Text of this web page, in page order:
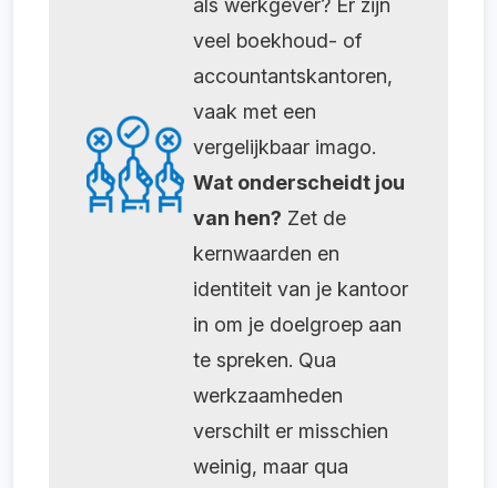
als werkgever? Er zijn
veel boekhoud- of
accountantskantoren,
vaak met een
vergelijkbaar imago.
Wat onderscheidt jou
van hen? Zet de
kernwaarden en
identiteit van je kantoor
in om je doelgroep aan
te spreken. Qua
werkzaamheden
verschilt er misschien
weinig, maar qua